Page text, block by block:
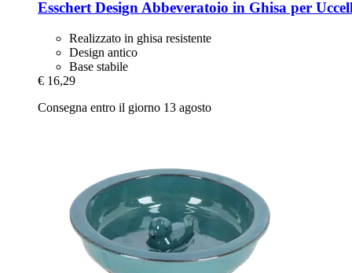
Esschert Design Abbeveratoio in Ghisa per
Realizzato in ghisa resistente
Design antico
Base stabile
€ 16,29
Consegna entro il giorno 13 agosto